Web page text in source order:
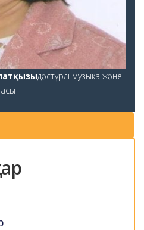
дәстүрлі музыка және